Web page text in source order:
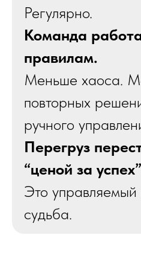
Регулярно.
Команда
правилам.
Меньше хаоса.
повторных
ручного
Перегруз
“ценой за
Это
судьба.